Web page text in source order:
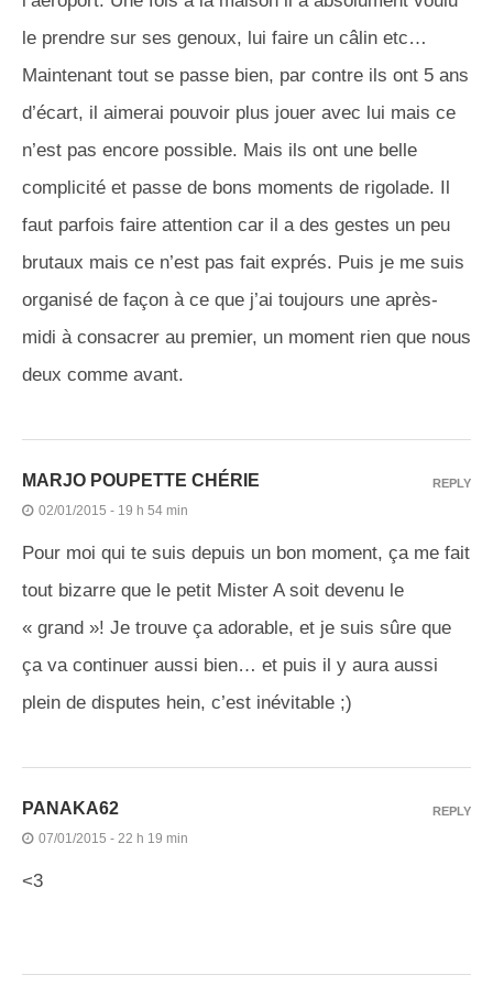
le prendre sur ses genoux, lui faire un câlin etc…
Maintenant tout se passe bien, par contre ils ont 5 ans
d’écart, il aimerai pouvoir plus jouer avec lui mais ce
n’est pas encore possible. Mais ils ont une belle
complicité et passe de bons moments de rigolade. Il
faut parfois faire attention car il a des gestes un peu
brutaux mais ce n’est pas fait exprés. Puis je me suis
organisé de façon à ce que j’ai toujours une après-
midi à consacrer au premier, un moment rien que nous
deux comme avant.
MARJO POUPETTE CHÉRIE
02/01/2015 - 19 h 54 min
Pour moi qui te suis depuis un bon moment, ça me fait
tout bizarre que le petit Mister A soit devenu le
« grand »! Je trouve ça adorable, et je suis sûre que
ça va continuer aussi bien… et puis il y aura aussi
plein de disputes hein, c’est inévitable ;)
REPLY
PANAKA62
07/01/2015 - 22 h 19 min
<3
REPLY